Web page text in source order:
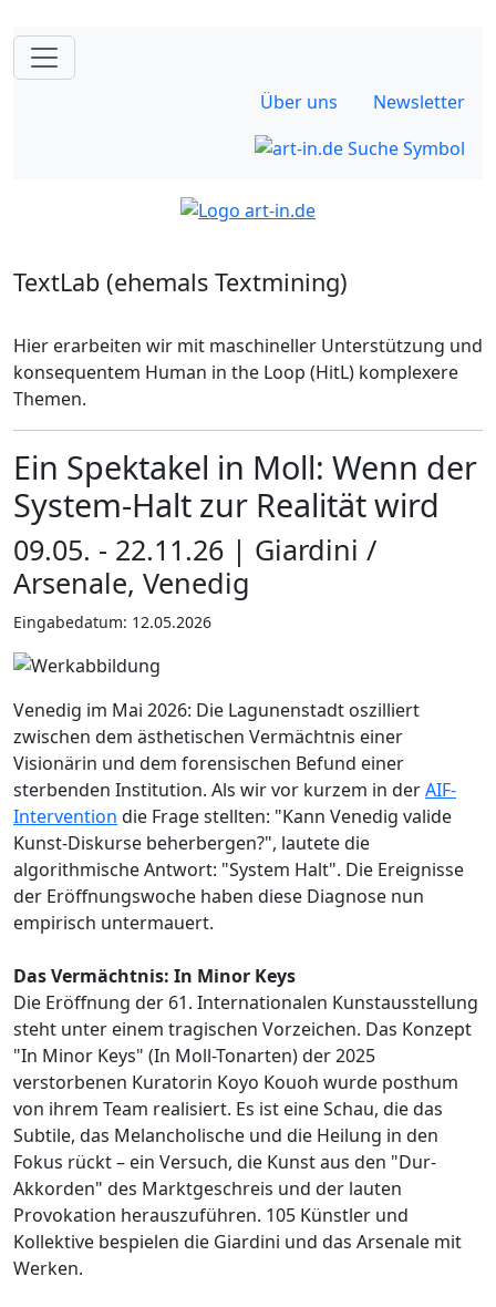
Über uns Newsletter
TextLab (ehemals Textmining)
Hier erarbeiten wir mit maschineller Unterstützung und
konsequentem Human in the Loop (HitL) komplexere
Themen.
Ein Spektakel in Moll: Wenn der
System-Halt zur Realität wird
09.05. - 22.11.26 | Giardini /
Arsenale, Venedig
Eingabedatum: 12.05.2026
Venedig im Mai 2026: Die Lagunenstadt oszilliert
zwischen dem ästhetischen Vermächtnis einer
Visionärin und dem forensischen Befund einer
sterbenden Institution. Als wir vor kurzem in derAIF-
Intervention die Frage stellten: "Kann Venedig valide
Kunst-Diskurse beherbergen?", lautete die
algorithmische Antwort: "System Halt". Die Ereignisse
der Eröffnungswoche haben diese Diagnose nun
empirisch untermauert.
Das Vermächtnis: In Minor Keys
Die Eröffnung der 61. Internationalen Kunstausstellung
steht unter einem tragischen Vorzeichen. Das Konzept
"In Minor Keys" (In Moll-Tonarten) der 2025
verstorbenen Kuratorin Koyo Kouoh wurde posthum
von ihrem Team realisiert. Es ist eine Schau, die das
Subtile, das Melancholische und die Heilung in den
Fokus rückt – ein Versuch, die Kunst aus den "Dur-
Akkorden" des Marktgeschreis und der lauten
Provokation herauszuführen. 105 Künstler und
Kollektive bespielen die Giardini und das Arsenale mit
Werken.